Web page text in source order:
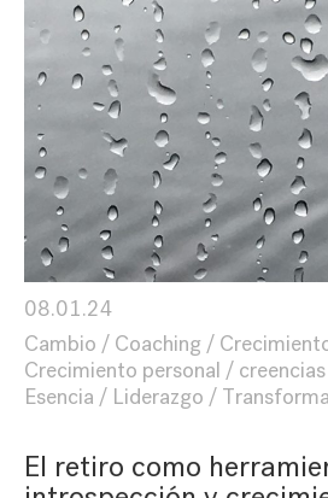
08.01.24
Cambio
Coaching
Crecimiento personal
creencias
Esencia
Liderazgo
El retiro como